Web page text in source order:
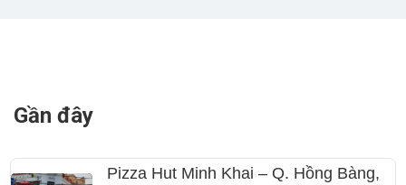
Gần đây
Pizza Hut Minh Khai – Q. Hồng Bàng,